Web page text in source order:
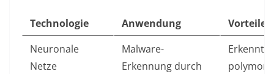
Technologie Anwendung
Vorteile
Neuronale
Netze
Malware-
Erkennung durch
Erkennt